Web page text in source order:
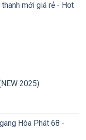
mới giá rẻ - Hot
2025)
Hòa Phát 68 -